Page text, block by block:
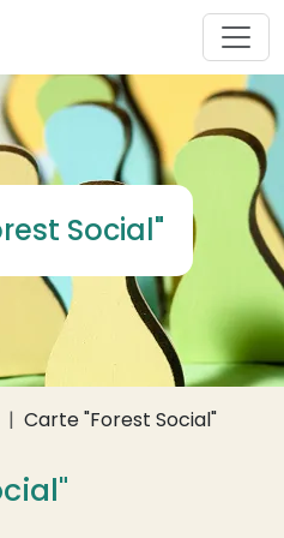
Social"
Carte "Forest Social"